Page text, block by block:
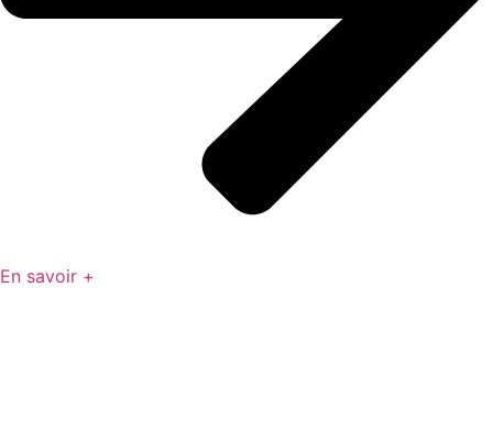
En savoir +